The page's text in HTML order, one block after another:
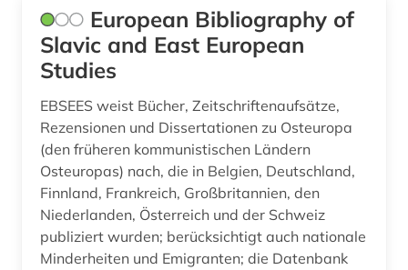
ostmitteleuropa (5)
partei (1)
patent (1)
patentdatenbank (1)
personenstandsbuch (1)
pfarre (1)
plakat (1)
European Bibliography of
Slavic and East European
Studies
EBSEES weist Bücher, Zeitschriftenaufsätze,
Rezensionen und Dissertationen zu Osteuropa
(den früheren kommunistischen Ländern
Osteuropas) nach, die in Belgien, Deutschland,
Finnland, Frankreich, Großbritannien, den
Niederlanden, Österreich und der Schweiz
publiziert wurden; berücksichtigt auch nationale
Minderheiten und Emigranten; die Datenbank